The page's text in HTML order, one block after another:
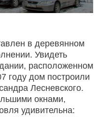
в деревянном
Увидеть
расположенном
году дом построили
Лесневского.
окнами,
удивительна: